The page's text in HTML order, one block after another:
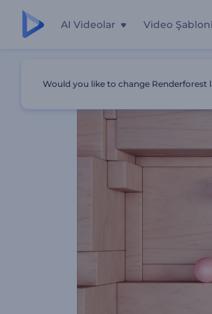
AI Videolar Video
Would you like to change Renderforest